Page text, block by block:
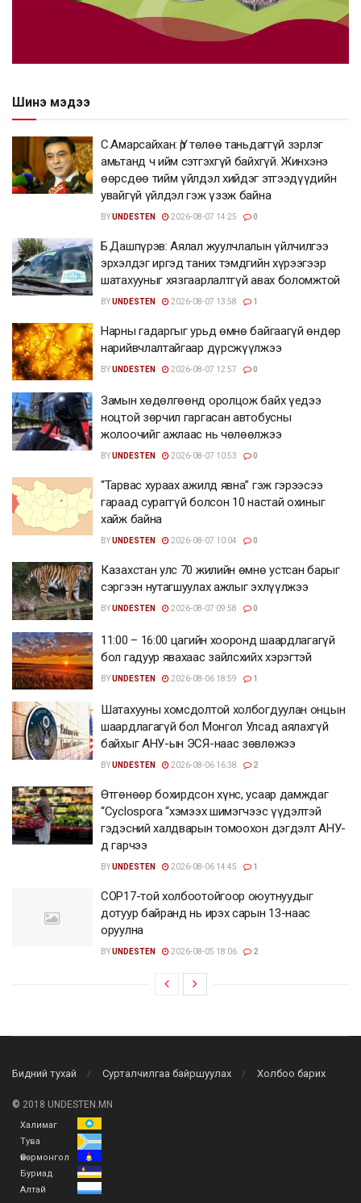
Шинэ мэдээ
С.Амарсайхан: Үр төлөө таньдаггүй зэрлэг
амьтанд ч ийм сэтгэхгүй байхгүй. Жинхэнэ
өөрсдөө тийм үйлдэл хийдэг этгээдүүдийн
увайгүй үйлдэл гэж үзэж байна
BYUNDESTEN 2026-08-07 14:25 0
Б.Дашпүрэв: Аялал жуулчлалын үйлчилгээ
эрхэлдэг иргэд таних тэмдгийн хүрээгээр
шатахууныг хязгаарлалтгүй авах боломжтой
BYUNDESTEN 2026-08-07 13:58 1
Нарны гадаргыг урьд өмнө байгаагүй өндөр
нарийвчлалтайгаар дүрсжүүлжээ
BYUNDESTEN 2026-08-07 12:57 0
Замын хөдөлгөөнд оролцож байх үедээ
ноцтой зөрчил гаргасан автобусны
жолоочийг ажлаас нь чөлөөлжээ
BYUNDESTEN 2026-08-07 10:53 0
“Тарвас хураах ажилд явна” гэж гэрээсээ
гараад сураггүй болсон 10 настай охиныг
хайж байна
BYUNDESTEN 2026-08-07 10:04 0
Казахстан улс 70 жилийн өмнө устсан барыг
сэргээн нутагшуулах ажлыг эхлүүлжээ
BYUNDESTEN 2026-08-07 09:58 0
11:00 – 16:00 цагийн хооронд шаардлагагүй
бол гадуур явахаас зайлсхийх хэрэгтэй
BYUNDESTEN 2026-08-06 18:59 1
Шатахууны хомсдолтой холбогдуулан онцын
шаардлагагүй бол Монгол Улсад аялахгүй
байхыг АНУ-ын ЭСЯ-наас зөвлөжээ
BYUNDESTEN 2026-08-06 16:38 2
Өтгөнөөр бохирдсон хүнс, усаар дамждаг
“Cyclospora “хэмээх шимэгчээс үүдэлтэй
гэдэсний халдварын томоохон дэгдэлт АНУ-
д гарчээ
BYUNDESTEN 2026-08-06 14:45 1
COP17-той холбоотойгоор оюутнуудыг
дотуур байранд нь ирэх сарын 13-наас
оруулна
BYUNDESTEN 2026-08-05 18:06 2
Бидний тухай Сурталчилгаа байршуулах Холбоо барих
© 2018 UNDESTEN.MN
Халимаг
Тува
Өвөрмонгол
Буриад
Алтай